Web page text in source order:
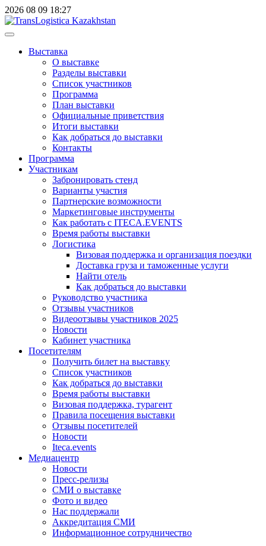
2026 08 09 18:27
Выставка
О выставке
Разделы выставки
Список участников
Программа
План выставки
Официальные приветствия
Итоги выставки
Как добраться до выставки
Контакты
Программа
Участникам
Забронировать стенд
Варианты участия
Партнерские возможности
Маркетинговые инструменты
Как работать с ITECA.EVENTS
Время работы выставки
Логистика
Визовая поддержка и организация поездки
Доставка груза и таможенные услуги
Найти отель
Как добраться до выставки
Руководство участника
Отзывы участников
Видеоотзывы участников 2025
Новости
Кабинет участника
Посетителям
Получить билет на выставку
Список участников
Как добраться до выставки
Время работы выставки
Визовая поддержка, турагент
Правила посещения выставки
Отзывы посетителей
Новости
Iteca.events
Медиацентр
Новости
Пресс-релизы
СМИ о выставке
Фото и видео
Нас поддержали
Аккредитация СМИ
Информационное сотрудничество